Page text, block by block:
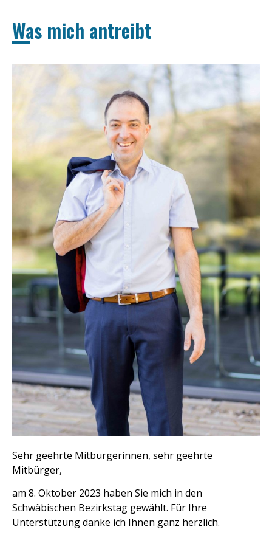
Was mich antreibt
Sehr geehrte Mitbürgerinnen, sehr geehrte
Mitbürger,
am 8. Oktober 2023 haben Sie mich in den
Schwäbischen Bezirkstag gewählt. Für Ihre
Unterstützung danke ich Ihnen ganz herzlich.